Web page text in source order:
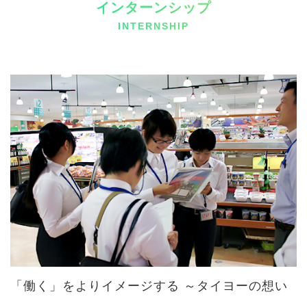
インターンシップ
INTERNSHIP
「働く」をよりイメージする ～タイヨーの想い